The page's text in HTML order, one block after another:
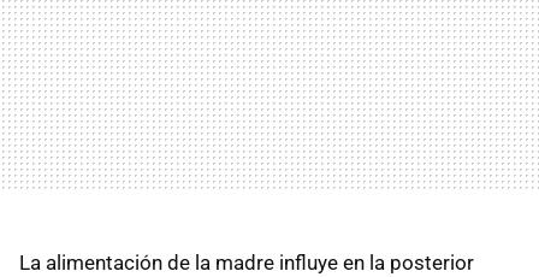
La alimentación de la madre influye en la posterior